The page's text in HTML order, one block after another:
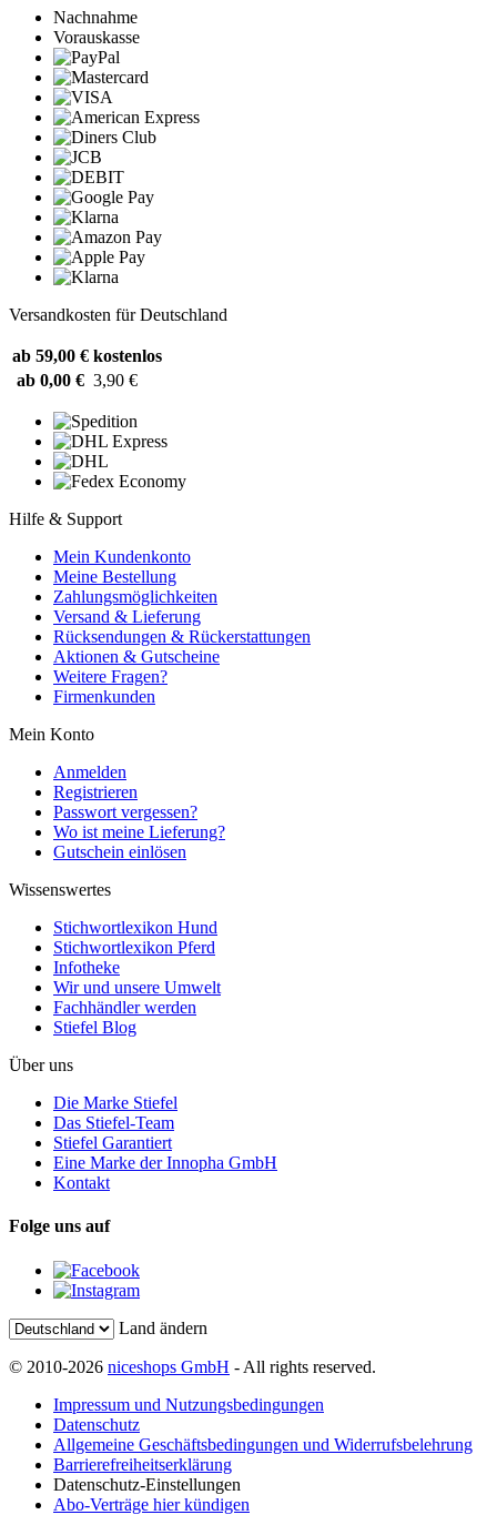
Nachnahme
Vorauskasse
Versandkosten für Deutschland
ab 59,00 € kostenlos
ab 0,00 € 3,90 €
Hilfe & Support
Mein Kundenkonto
Meine Bestellung
Zahlungsmöglichkeiten
Versand & Lieferung
Rücksendungen & Rückerstattungen
Aktionen & Gutscheine
Weitere Fragen?
Firmenkunden
Mein Konto
Anmelden
Registrieren
Passwort vergessen?
Wo ist meine Lieferung?
Gutschein einlösen
Wissenswertes
Stichwortlexikon Hund
Stichwortlexikon Pferd
Infotheke
Wir und unsere Umwelt
Fachhändler werden
Stiefel Blog
Über uns
Die Marke Stiefel
Das Stiefel-Team
Stiefel Garantiert
Eine Marke der Innopha GmbH
Kontakt
Folge uns auf
Land ändern
© 2010-2026 niceshops GmbH - All rights reserved.
Impressum und Nutzungsbedingungen
Datenschutz
Allgemeine Geschäftsbedingungen und Widerrufsbelehrung
Barrierefreiheitserklärung
Datenschutz-Einstellungen
Abo-Verträge hier kündigen